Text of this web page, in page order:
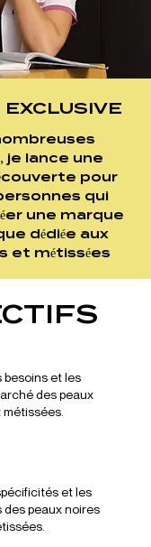
je lance une
pour
qui
une marque
dédiée aux
et métissées
besoins et les
des peaux
et les
peaux noires